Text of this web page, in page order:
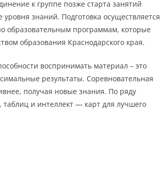
к группе позже старта занятий
знаний. Подготовка осуществляется
образовательным программам, которые
образования Краснодарского края.
воспринимать материал – это
результаты. Соревновательная
получая новые знания. По ряду
и интеллект — карт для лучшего